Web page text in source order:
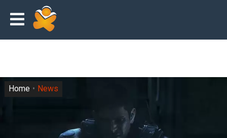
Home News